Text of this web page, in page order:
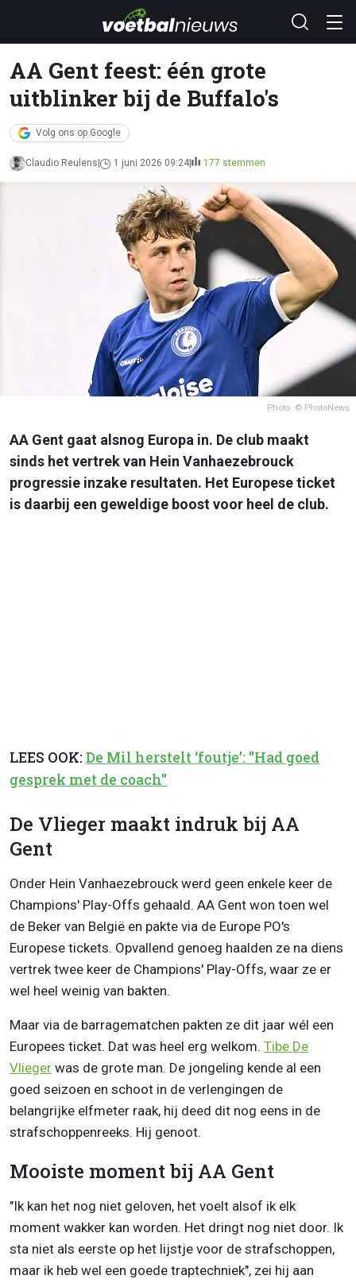
AA Gent feest: één grote
uitblinker bij de Buffalo's
Volg ons op Google
Claudio Reulens 1 juni 2026 09:24 177 stemmen
Photo: © PhotoNews
AA Gent gaat alsnog Europa in. De club maakt
sinds het vertrek van Hein Vanhaezebrouck
progressie inzake resultaten. Het Europese ticket
is daarbij een geweldige boost voor heel de club.
LEES OOK:De Mil herstelt ‘foutje’: "Had goed
gesprek met de coach"
De Vlieger maakt indruk bij AA
Gent
Onder Hein Vanhaezebrouck werd geen enkele keer de
Champions' Play-Offs gehaald. AA Gent won toen wel
de Beker van België en pakte via de Europe PO's
Europese tickets. Opvallend genoeg haalden ze na diens
vertrek twee keer de Champions' Play-Offs, waar ze er
wel heel weinig van bakten.
Maar via de barragematchen pakten ze dit jaar wél een
Europees ticket. Dat was heel erg welkom. Tibe De
Vlieger was de grote man. De jongeling kende al een
goed seizoen en schoot in de verlengingen de
belangrijke elfmeter raak, hij deed dit nog eens in de
strafschoppenreeks. Hij genoot.
Mooiste moment bij AA Gent
"Ik kan het nog niet geloven, het voelt alsof ik elk
moment wakker kan worden. Het dringt nog niet door. Ik
sta niet als eerste op het lijstje voor de strafschoppen,
maar ik heb wel een goede traptechniek", zei hij aan